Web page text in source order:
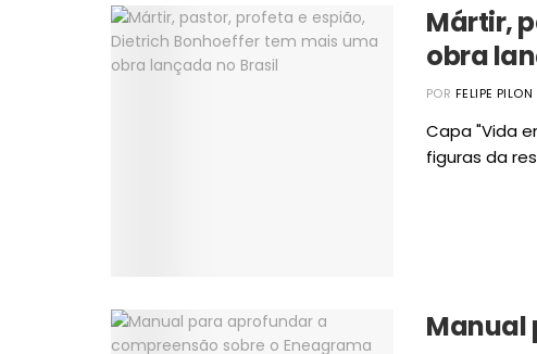
Mártir,
obra
POR FELIPE PILON
Capa "Vida
figuras da
Manual